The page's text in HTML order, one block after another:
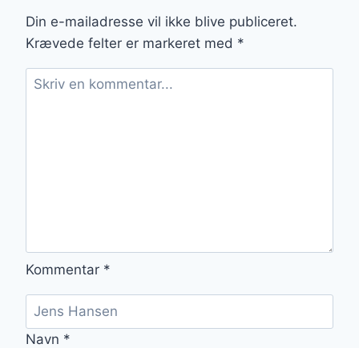
Din e-mailadresse vil ikke blive publiceret.
Krævede felter er markeret med *
Kommentar *
Navn *